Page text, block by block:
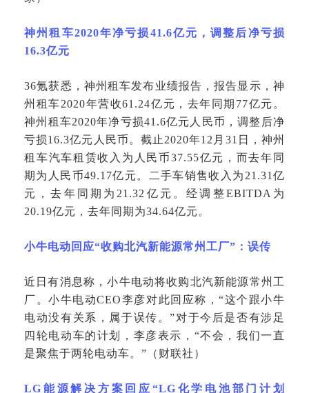
神州租车2020年净亏损41.6亿元，调整后净亏损
16.3亿元
36氪获悉，神州租车发布业绩报告，报告显示，神
州租车2020年营收61.24亿元，去年同期77亿元。
神州租车2020年净亏损41.6亿元人民币，调整后净
亏损16.3亿元人民币。截止2020年12月31日，神州
租车汽车租赁收入为人民币37.55亿元，而去年同
期为人民币49.17亿元。二手车销售收入为21.31亿
元，去年同期为21.32亿元。经调整EBITDA为
20.19亿元，去年同期为34.64亿元。
小牛电动回应“收购北汽新能源常州工厂”：误传
近日有消息称，小牛电动将收购北汽新能源常州工
厂。小牛电动CEO李彦对此回应称，“这个跟小牛
电动没有关系，属于误传。”对于今后是否有涉足
四轮电动车的计划，李彦表示，“不会，我们一直
是聚焦于两轮电动车。”（财联社）
LG能源解决方案回应“LG化学电池部门计划